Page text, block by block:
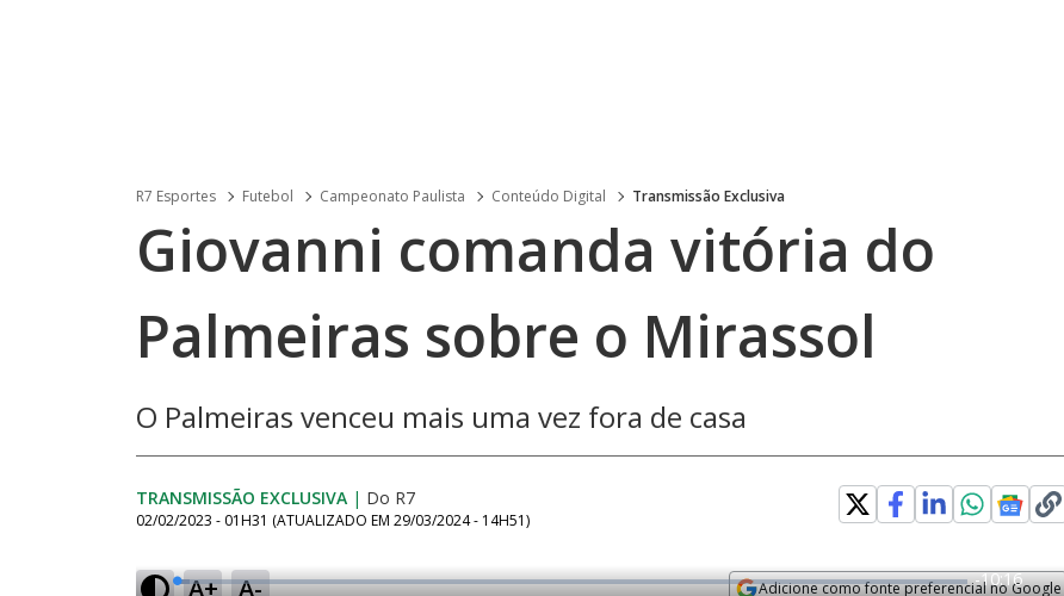
R7 Esportes Futebol Campeonato Paulista Conteúdo Digital Transmissão Exclusiva
Giovanni comanda vitória do
Palmeiras sobre o Mirassol
O Palmeiras venceu mais uma vez fora de casa
TRANSMISSÃO EXCLUSIVA | Do R7
02/02/2023 - 01H31 (ATUALIZADO EM 29/03/2024 - 14H51)
A+ A- Adicione como fonte preferencial no Google
L
R
-10:16